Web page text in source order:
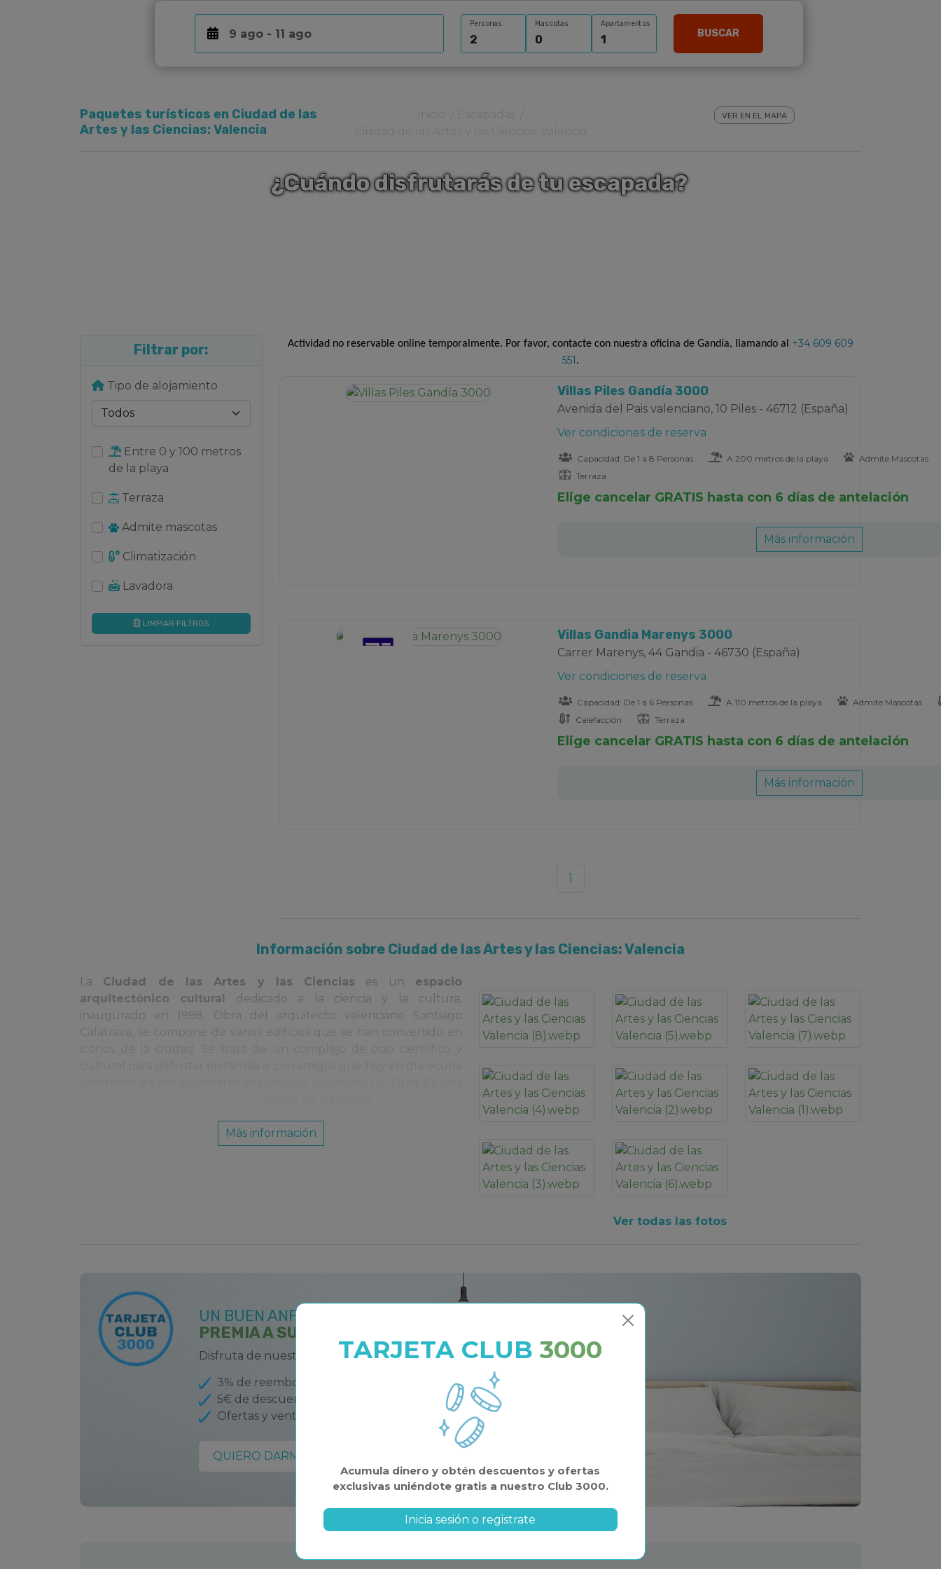
Paquetes turísticos en Ciudad de las
Artes y las Ciencias: Valencia
VER EN EL MAPA
¿Cuándo disfrutarás de tu escapada?
Personas Mascotas Apartamentos
BUSCAR
Filtrar por:
Tipo de alojamiento
Entre 0 y 100 metros
de la playa
Terraza
Admite mascotas
Climatización
Lavadora
LIMPIAR FILTROS
Actividad no reservable online temporalmente. Por favor, contacte con nuestra oficina de Gandía, llamando al +34 609 609
551.
Villas Piles Gandía 3000
Avenida del Pais valenciano, 10 Piles - 46712 (España)
Ver condiciones de reserva
Capacidad: De 1 a 8 Personas A 200 metros de la playa
Admite Mascotas
Terraza
Elige cancelar GRATIS hasta con 6 días de antelación
Más información
Villas Gandia Marenys 3000
Carrer Marenys, 44 Gandia - 46730 (España)
Ver condiciones de reserva
Capacidad: De 1 a 6 Personas A 110 metros de la playa
Admite Mascotas
Calefacción
Terraza
Elige cancelar GRATIS hasta con 6 días de antelación
Más información
1
Información sobre Ciudad de las Artes y las Ciencias: Valencia
La Ciudad de las Artes y las Ciencias es un espacio
arquitectónico cultural
dedicado a la ciencia y la cultura,
inaugurado en 1998. Obra del arquitecto valenciano Santiago
Pueden verse cerca de 45.000 ejemplares de 500 especies
diferentes, como delfines, belugas, morsas, leones marinos, focas,
pingüinos o tiburones.
Horarios: Las taquillas estarán abiertas desde las 10:00h hasta 1 hora
antes del cierre del parque. Hora de cierre según temporada.
Museo de las Ciencias Príncipe Felipe
Es el gran museo del siglo XXI para dar a conocer de forma didáctica,
interactiva y amena todo lo relacionado con la evolución de la vida y
los avances de la ciencia y la tecnología. El Museo ofrece un
participación del público, respondiendo a la propuesta de divulgar y
difundir la ciencia y la tecnología desde la diversión y el
entretenimiento, pero sin renunciar al rigor científico necesario de
Más información
Ver todas las fotos
UN BUEN ANFITRIÓN
PREMIA A SUS HUÉSPEDES
Disfruta de nuestros beneficios acumulando saldo en tu cuenta.
3% de reembolso por reserva
5€ de descuento inmediato
Ofertas y ventajas exclusivas
QUIERO DARME DE ALTA
TARJETA CLUB3000
Acumula dinero y obtén descuentos y ofertas
exclusivas uniéndote gratis a nuestro Club 3000.
Inicia sesión o registrate